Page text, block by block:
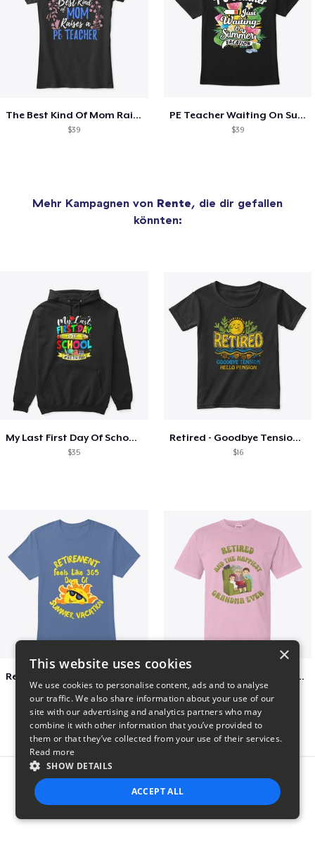
The Best Kind Of Mom Raises A PE Teacher
$39
PE Teacher Waiting On Summer Vacation
$39
Mehr Kampagnen von Rente, die dir gefallen
könnten:
My Last First Day Of School Retiring
$35
Retired - Goodbye Tension Hello Pension
$16
Retired and the happiest grandma ever
Report this product
×
This website uses cookies
We use cookies to personalise content, ads and to analyse
our traffic. We also share information about your use of our
site with our advertising and analytics partners who may
combine it with other information that you’ve provided to
them or that they’ve collected from your use of their services.
Read more
SHOW DETAILS
ACCEPT ALL
STRICTLY NECESSARY PERFORMANCE